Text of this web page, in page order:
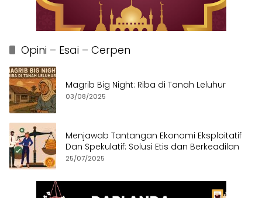
Opini – Esai – Cerpen
Magrib Big Night: Riba di Tanah Leluhur
03/08/2025
Menjawab Tantangan Ekonomi Eksploitatif
Dan Spekulatif: Solusi Etis dan Berkeadilan
25/07/2025